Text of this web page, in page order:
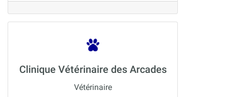
Clinique Vétérinaire des Arcades
Vétérinaire